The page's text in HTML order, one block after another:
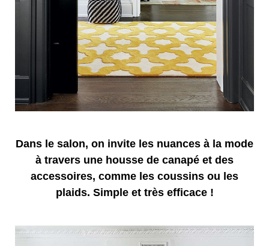
Dans le salon, on invite les nuances à la mode
à travers une housse de canapé et des
accessoires, comme les coussins ou les
plaids. Simple et très efficace !